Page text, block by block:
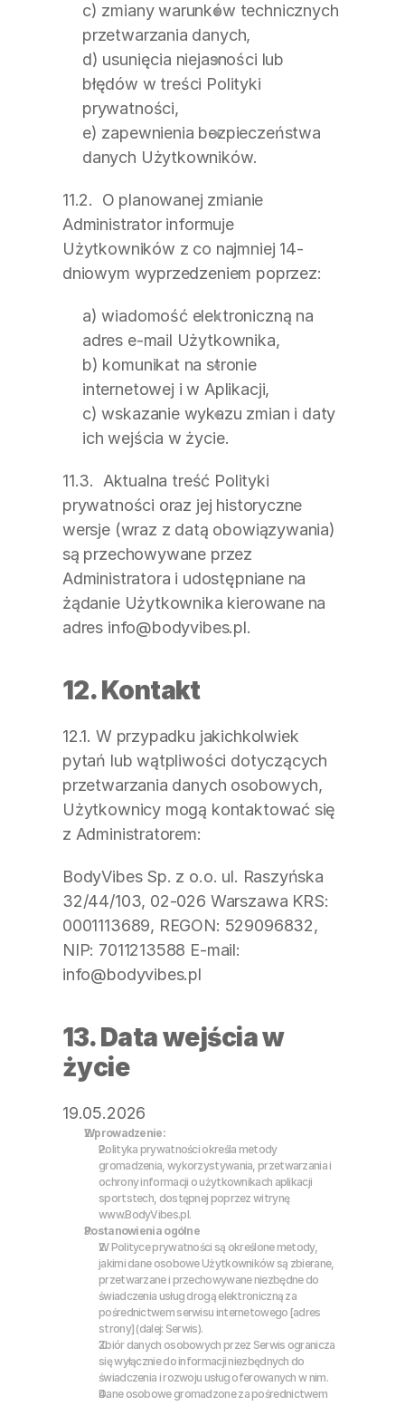
c) zmiany warunków technicznych
przetwarzania danych,
d) usunięcia niejasności lub
błędów w treści Polityki
prywatności,
e) zapewnienia bezpieczeństwa
danych Użytkowników.
11.2.  O planowanej zmianie
Administrator informuje
Użytkowników z co najmniej 14-
dniowym wyprzedzeniem poprzez:
a) wiadomość elektroniczną na
adres e-mail Użytkownika,
b) komunikat na stronie
internetowej i w Aplikacji,
c) wskazanie wykazu zmian i daty
ich wejścia w życie.
11.3.  Aktualna treść Polityki
prywatności oraz jej historyczne
wersje (wraz z datą obowiązywania)
są przechowywane przez
Administratora i udostępniane na
żądanie Użytkownika kierowane na
adres info@bodyvibes.pl.
12. Kontakt
12.1. W przypadku jakichkolwiek
pytań lub wątpliwości dotyczących
przetwarzania danych osobowych,
Użytkownicy mogą kontaktować się
z Administratorem:
BodyVibes Sp. z o.o. ul. Raszyńska
32/44/103, 02-026 Warszawa KRS:
0001113689, REGON: 529096832,
NIP: 7011213588 E-mail:
info@bodyvibes.pl
13. Data wejścia w
życie
19.05.2026
Wprowadzenie:
Polityka prywatności określa metody
gromadzenia, wykorzystywania, przetwarzania i
ochrony informacji o użytkownikach aplikacji
sportstech, dostępnej poprzez witrynę
www.BodyVibes.pl.
Postanowienia ogólne
W Polityce prywatności są określone metody,
jakimi dane osobowe Użytkowników są zbierane,
przetwarzane i przechowywane niezbędne do
świadczenia usług drogą elektroniczną za
pośrednictwem serwisu internetowego [adres
strony] (dalej: Serwis).
Zbiór danych osobowych przez Serwis ogranicza
się wyłącznie do informacji niezbędnych do
świadczenia i rozwoju usług oferowanych w nim.
Dane osobowe gromadzone za pośrednictwem